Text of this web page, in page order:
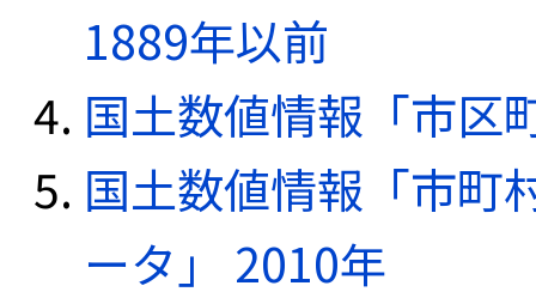
1889年以前
国土数値情報「市区
国土数値情報「市町
ータ」 2010年